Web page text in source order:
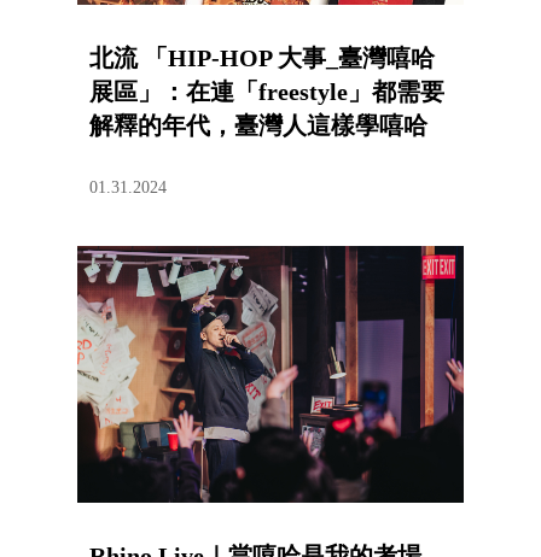
北流 「HIP-HOP 大事_臺灣嘻哈
展區」：在連「freestyle」都需要
解釋的年代，臺灣人這樣學嘻哈
01.31.2024